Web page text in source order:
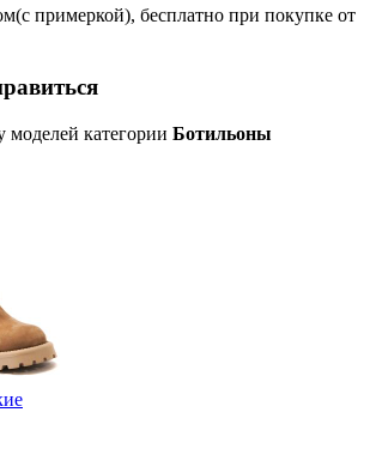
примеркой), бесплатно при покупке от
моделей категории Ботильоны